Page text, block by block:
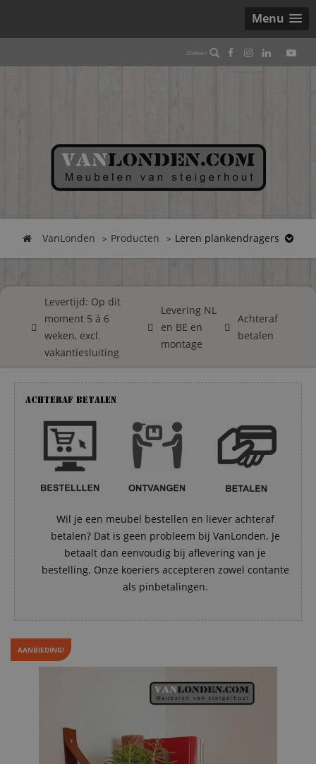
Menu
VanLonden Producten Leren plankendragers
Levertijd: Op dit
moment 5 á 6
weken, excl.
vakantiesluiting
Levering NL
en BE en
montage
Achteraf
betalen
Achteraf betalen
Wil je een meubel bestellen en liever achteraf
betalen? Dat is geen probleem bij VanLonden. Je
betaalt dan eenvoudig bij aflevering van je
bestelling. Onze koeriers accepteren zowel contante
als pinbetalingen.
AANBIEDING!